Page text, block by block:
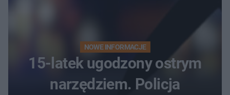
NOWE INFORMACJE
15-latek ugodzony ostrym
narzędziem. Policja